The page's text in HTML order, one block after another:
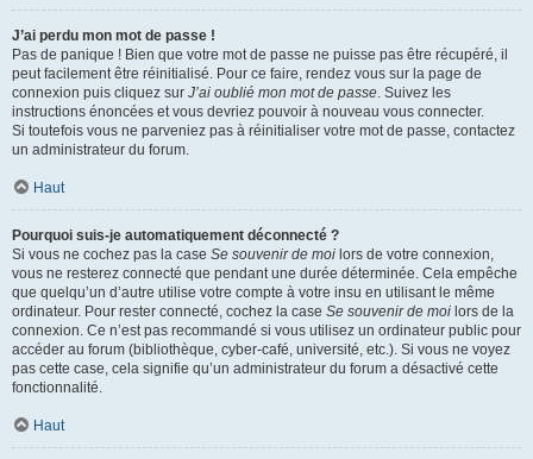
J’ai perdu mon mot de passe !
Pas de panique ! Bien que votre mot de passe ne puisse pas être récupéré, il
peut facilement être réinitialisé. Pour ce faire, rendez vous sur la page de
connexion puis cliquez sur J’ai oublié mon mot de passe. Suivez les
instructions énoncées et vous devriez pouvoir à nouveau vous connecter.
Si toutefois vous ne parveniez pas à réinitialiser votre mot de passe, contactez
un administrateur du forum.
Haut
Pourquoi suis-je automatiquement déconnecté ?
Si vous ne cochez pas la case Se souvenir de moi lors de votre connexion,
vous ne resterez connecté que pendant une durée déterminée. Cela empêche
que quelqu’un d’autre utilise votre compte à votre insu en utilisant le même
ordinateur. Pour rester connecté, cochez la case Se souvenir de moi lors de la
connexion. Ce n’est pas recommandé si vous utilisez un ordinateur public pour
accéder au forum (bibliothèque, cyber-café, université, etc.). Si vous ne voyez
pas cette case, cela signifie qu’un administrateur du forum a désactivé cette
fonctionnalité.
Haut